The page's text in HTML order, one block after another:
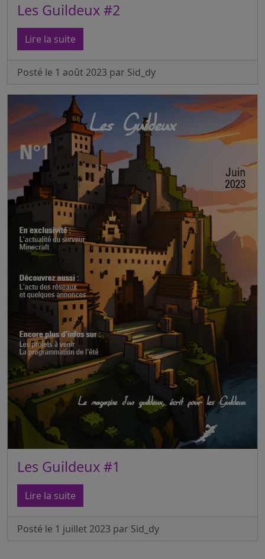
Les Guildeux #2
Lire la suite
Posté le 1 août 2023 par Sid_dy
Les Guildeux #1
Lire la suite
Posté le 1 juillet 2023 par Sid_dy